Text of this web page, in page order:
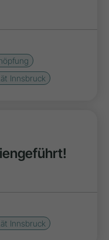
Innsbruck
Innsbruck